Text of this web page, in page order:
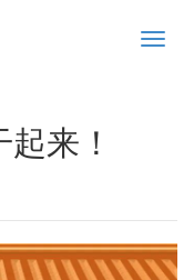
Toggle
来！